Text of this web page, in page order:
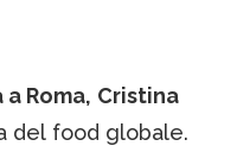
Roma, Cristina
del food globale.